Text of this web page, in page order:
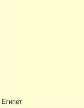
Египет